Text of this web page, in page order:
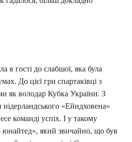
в гості до слабшої, яка була
До цієї гри спартаківці з
як володар Кубка України. З
нідерландського «Ейндховена»
команді успіх. І у такому
юнайтед», який звичайно, що був